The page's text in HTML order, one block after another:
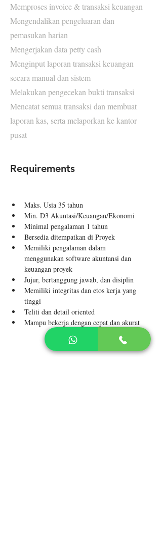
Memproses invoice & transaksi keuangan
Mengendalikan pengeluaran dan
pemasukan harian
Mengerjakan data petty cash
Menginput laporan transaksi keuangan
secara manual dan sistem
Melakukan pengecekan bukti transaksi
Mencatat semua transaksi dan membuat
laporan kas, serta melaporkan ke kantor
pusat
Requirements
Maks. Usia 35 tahun
Min. D3 Akuntasi/Keuangan/Ekonomi
Minimal pengalaman 1 tahun
Bersedia ditempatkan di Proyek
Memiliki pengalaman dalam
menggunakan software akuntansi dan
keuangan proyek
Jujur, bertanggung jawab, dan disiplin
Memiliki integritas dan etos kerja yang
tinggi
Teliti dan detail oriented
Mampu bekerja dengan cepat dan akurat